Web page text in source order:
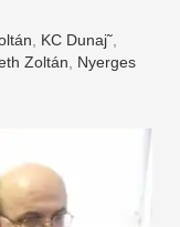
KC Dunaj˜
Zoltán
Nyerges